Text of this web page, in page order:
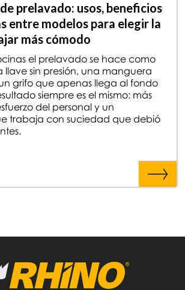
prelavado: usos, beneficios
entre modelos para elegir la
más cómodo
el prelavado se hace como
llave sin presión, una manguera
grifo que apenas llega al fondo
siempre es el mismo: más
del personal y un
trabaja con suciedad que debió